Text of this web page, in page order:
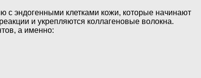
с эндогенными клетками кожи, которые начинают
и укрепляются коллагеновые волокна.
а именно: